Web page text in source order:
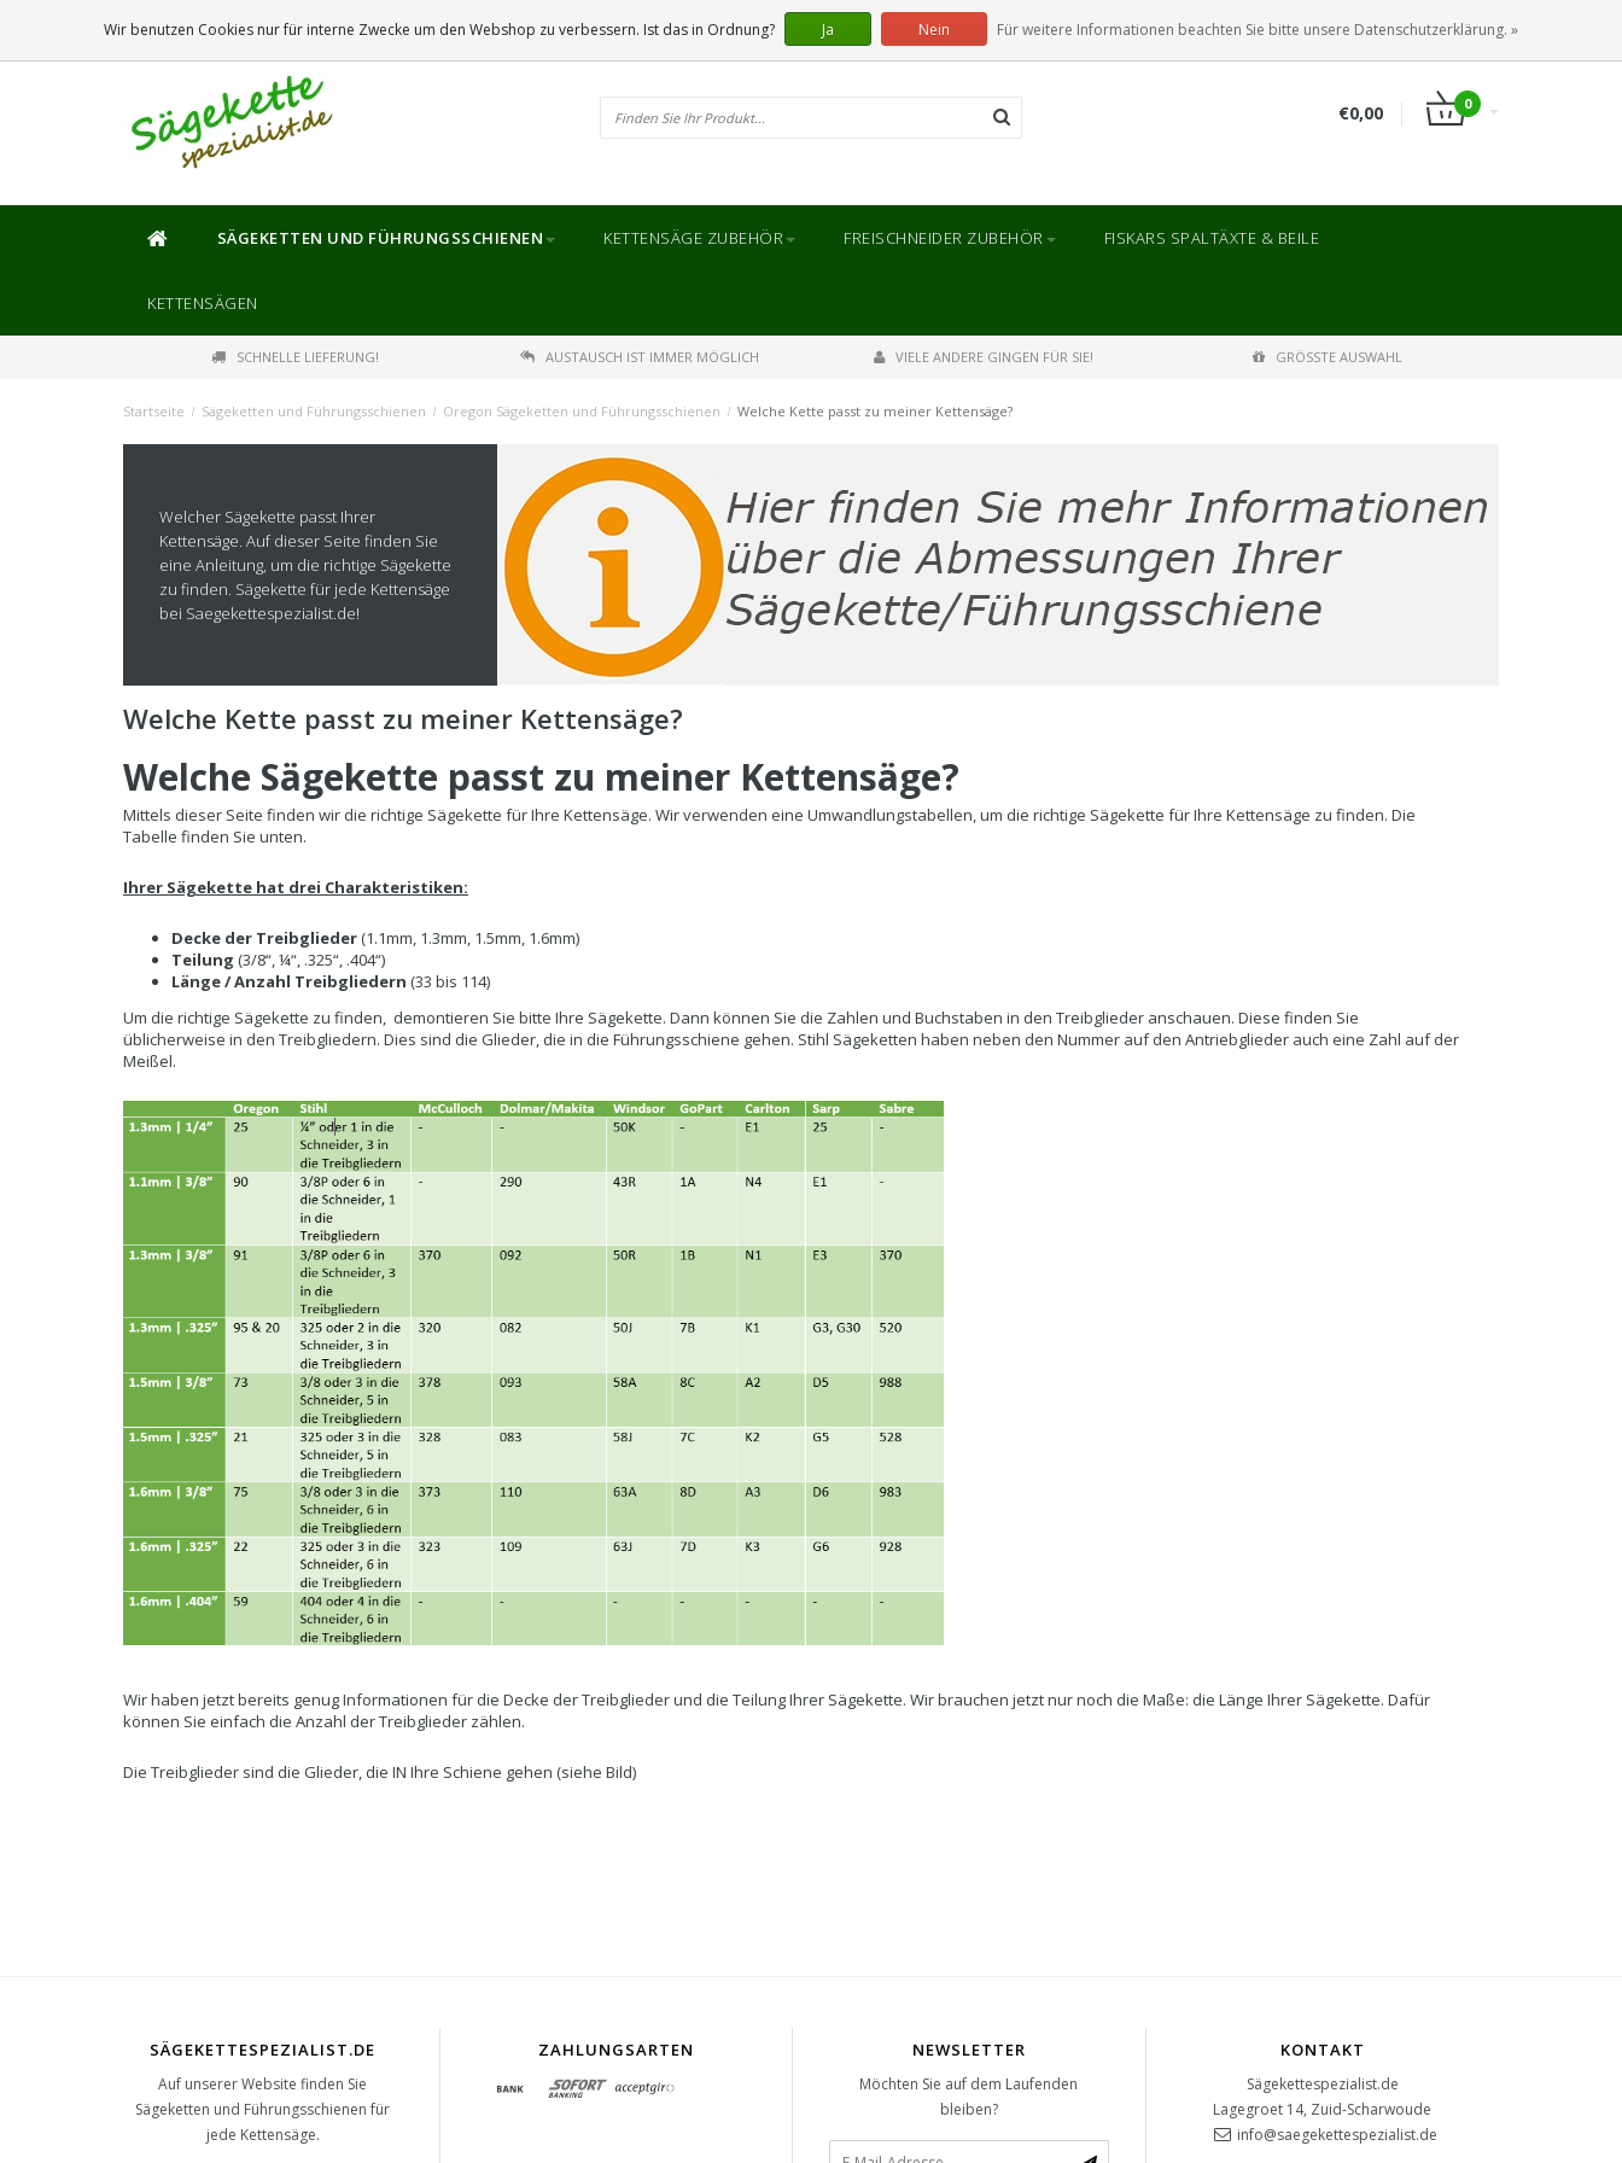
ANMELDEN KUNDENKONTO ANLEGEN
€0,00 0
SÄGEKETTEN UND FÜHRUNGSSCHIENEN KETTENSÄGE ZUBEHÖR FREISCHNEIDER ZUBEHÖR FISKARS SPALTÄXTE & BEILE
KETTENSÄGEN
SCHNELLE LIEFERUNG! AUSTAUSCH IST IMMER MÖGLICH VIELE ANDERE GINGEN FÜR SIE! GRÖSSTE AUSWAHL
Startseite / Sägeketten und Führungsschienen / Oregon Sägeketten und Führungsschienen / Welche Kette passt zu meiner Kettensäge?
Welcher Sägekette passt Ihrer
Kettensäge. Auf dieser Seite finden Sie
eine Anleitung, um die richtige Sägekette
zu finden. Sägekette für jede Kettensäge
bei Saegekettespezialist.de!
Welche Kette passt zu meiner Kettensäge?
Welche Sägekette passt zu meiner Kettensäge?
Mittels dieser Seite finden wir die richtige Sägekette für Ihre Kettensäge. Wir verwenden eine Umwandlungstabellen, um die richtige Sägekette für Ihre Kettensäge zu finden. Die
Tabelle finden Sie unten.
Ihrer Sägekette hat drei Charakteristiken:
Decke der Treibglieder (1.1mm, 1.3mm, 1.5mm, 1.6mm)
Teilung (3/8“, ¼“, .325“, .404“)
Länge / Anzahl Treibgliedern (33 bis 114)
Um die richtige Sägekette zu finden, demontieren Sie bitte Ihre Sägekette. Dann können Sie die Zahlen und Buchstaben in den Treibglieder anschauen. Diese finden Sie
üblicherweise in den Treibgliedern. Dies sind die Glieder, die in die Führungsschiene gehen. Stihl Sägeketten haben neben den Nummer auf den Antriebglieder auch eine Zahl auf der
Meißel.
Wir haben jetzt bereits genug Informationen für die Decke der Treibglieder und die Teilung Ihrer Sägekette. Wir brauchen jetzt nur noch die Maße: die Länge Ihrer Sägekette. Dafür
können Sie einfach die Anzahl der Treibglieder zählen.
Die Treibglieder sind die Glieder, die IN Ihre Schiene gehen (siehe Bild)
SÄGEKETTESPEZIALIST.DE
Auf unserer Website finden Sie
Sägeketten und Führungsschienen für
jede Kettensäge.
ZAHLUNGSARTEN NEWSLETTER
Möchten Sie auf dem Laufenden
bleiben?
KONTAKT
Sägekettespezialist.de
Lagegroet 14, Zuid-Scharwoude
info@saegekettespezialist.de
Wir benutzen Cookies nur für interne Zwecke um den Webshop zu verbessern. Ist das in Ordnung? Ja Nein Für weitere Informationen beachten Sie bitte unsere Datenschutzerklärung. »